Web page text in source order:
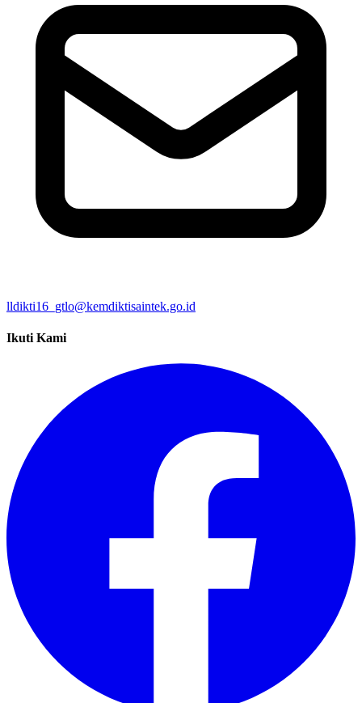
lldikti16_gtlo@kemdiktisaintek.go.id
Ikuti Kami